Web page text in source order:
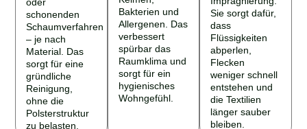
schonenden
Schaumverfahren
– je nach
Material. Das
sorgt für eine
gründliche
Reinigung,
ohne die
Polsterstruktur
zu belasten.
Bakterien und
Allergenen. Das
verbessert
spürbar das
Raumklima und
sorgt für ein
hygienisches
Wohngefühl.
Sie sorgt dafür,
dass
Flüssigkeiten
abperlen,
Flecken
weniger schnell
entstehen und
die Textilien
länger sauber
bleiben.